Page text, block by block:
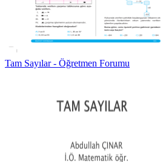
Tam Sayılar - Öğretmen Forumu